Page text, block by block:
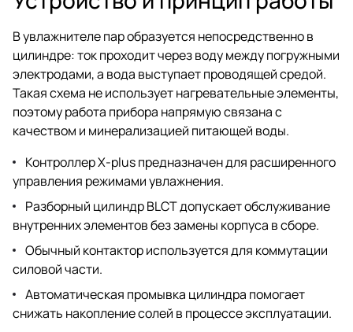
В увлажнителе пар образуется непосредственно в
цилиндре: ток проходит через воду между погружными
электродами, а вода выступает проводящей средой.
Такая схема не использует нагревательные элементы,
поэтому работа прибора напрямую связана с
качеством и минерализацией питающей воды.
Контроллер X-plus предназначен для расширенного
управления режимами увлажнения.
Разборный цилиндр BLCT допускает обслуживание
внутренних элементов без замены корпуса в сборе.
Обычный контактор используется для коммутации
силовой части.
Автоматическая промывка цилиндра помогает
снижать накопление солей в процессе эксплуатации.